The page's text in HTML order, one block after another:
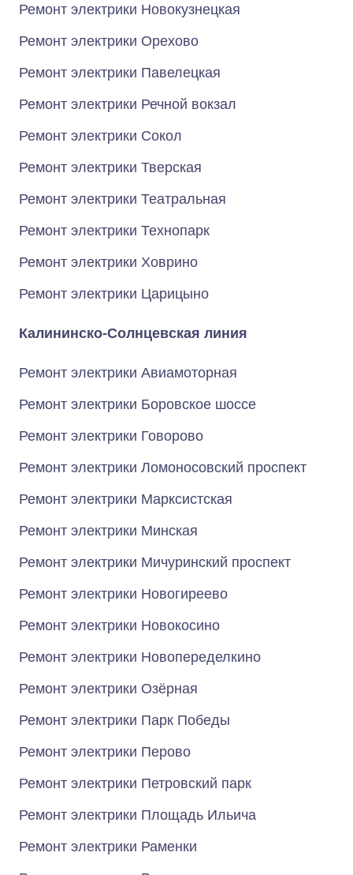
Ремонт электрики Новокузнецкая
Ремонт электрики Орехово
Ремонт электрики Павелецкая
Ремонт электрики Речной вокзал
Ремонт электрики Сокол
Ремонт электрики Тверская
Ремонт электрики Театральная
Ремонт электрики Технопарк
Ремонт электрики Ховрино
Ремонт электрики Царицыно
Калининско-Солнцевская линия
Ремонт электрики Авиамоторная
Ремонт электрики Боровское шоссе
Ремонт электрики Говорово
Ремонт электрики Ломоносовский проспект
Ремонт электрики Марксистская
Ремонт электрики Минская
Ремонт электрики Мичуринский проспект
Ремонт электрики Новогиреево
Ремонт электрики Новокосино
Ремонт электрики Новопеределкино
Ремонт электрики Озёрная
Ремонт электрики Парк Победы
Ремонт электрики Перово
Ремонт электрики Петровский парк
Ремонт электрики Площадь Ильича
Ремонт электрики Раменки